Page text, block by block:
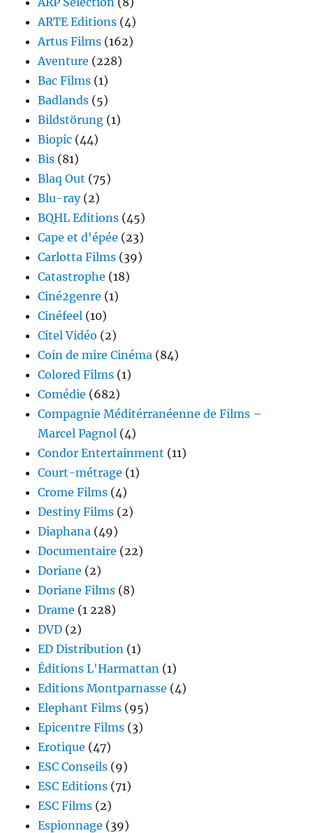
ARTE Editions (4)
Artus Films (162)
Aventure (228)
Bac Films (1)
Badlands (5)
Bildstörung (1)
Biopic (44)
Bis (81)
Blaq Out (75)
Blu-ray(2)
BQHL Editions (45)
Cape et d'épée (23)
Carlotta Films (39)
Catastrophe (18)
Ciné2genre (1)
Cinéfeel (10)
Citel Vidéo (2)
Coin de mire Cinéma (84)
Colored Films (1)
Comédie (682)
Compagnie Méditérranéenne de Films –
Marcel Pagnol (4)
Condor Entertainment (11)
Court-métrage (1)
Crome Films (4)
Destiny Films (2)
Diaphana (49)
Documentaire (22)
Doriane (2)
Doriane Films (8)
Drame (1 228)
DVD (2)
ED Distribution (1)
Éditions L'Harmattan (1)
Editions Montparnasse (4)
Elephant Films (95)
Epicentre Films (3)
Erotique (47)
ESC Conseils (9)
ESC Editions (71)
ESC Films (2)
Espionnage (39)